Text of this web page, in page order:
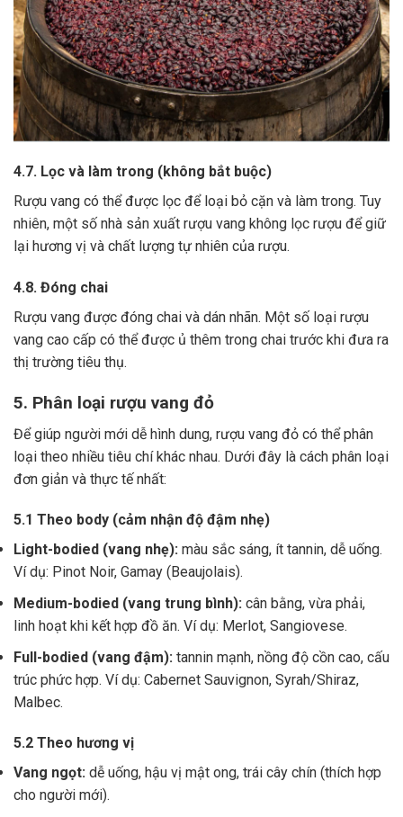
4.7. Lọc và làm trong (không bắt buộc)
Rượu vang có thể được lọc để loại bỏ cặn và làm trong. Tuy
nhiên, một số nhà sản xuất rượu vang không lọc rượu để giữ
lại hương vị và chất lượng tự nhiên của rượu.
4.8. Đóng chai
Rượu vang được đóng chai và dán nhãn. Một số loại rượu
vang cao cấp có thể được ủ thêm trong chai trước khi đưa ra
thị trường tiêu thụ.
5. Phân loại rượu vang đỏ
Để giúp người mới dễ hình dung, rượu vang đỏ có thể phân
loại theo nhiều tiêu chí khác nhau. Dưới đây là cách phân loại
đơn giản và thực tế nhất:
5.1 Theo body (cảm nhận độ đậm nhẹ)
Light-bodied (vang nhẹ): màu sắc sáng, ít tannin, dễ uống.
Ví dụ: Pinot Noir, Gamay (Beaujolais).
Medium-bodied (vang trung bình): cân bằng, vừa phải,
linh hoạt khi kết hợp đồ ăn. Ví dụ: Merlot, Sangiovese.
Full-bodied (vang đậm): tannin mạnh, nồng độ cồn cao, cấu
trúc phức hợp. Ví dụ: Cabernet Sauvignon, Syrah/Shiraz,
Malbec.
5.2 Theo hương vị
Vang ngọt: dễ uống, hậu vị mật ong, trái cây chín (thích hợp
cho người mới).